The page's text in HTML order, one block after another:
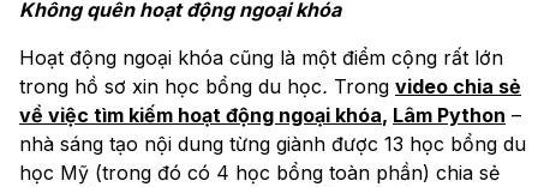
Không quên hoạt động ngoại khóa
Hoạt động ngoại khóa cũng là một điểm cộng rất lớn
trong hồ sơ xin học bổng du học. Trong video chia sẻ
về việc tìm kiếm hoạt động ngoại khóa, Lâm Python –
nhà sáng tạo nội dung từng giành được 13 học bổng du
học Mỹ (trong đó có 4 học bổng toàn phần) chia sẻ